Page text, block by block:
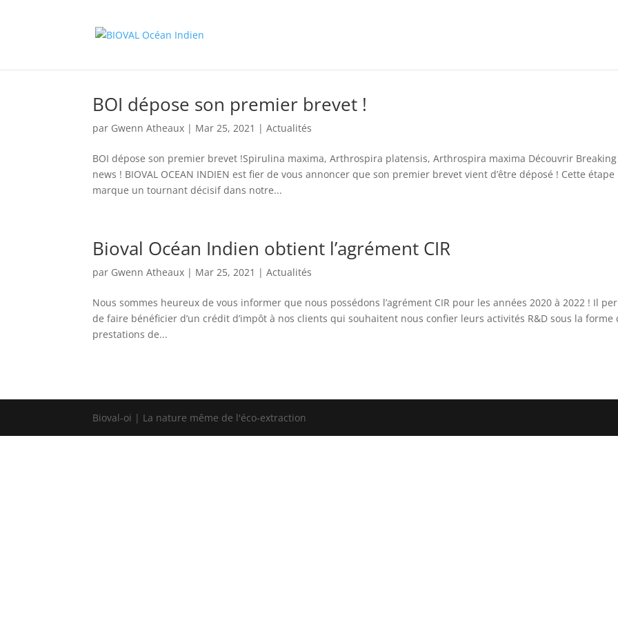
BOI dépose son premier brevet !
par Gwenn Atheaux | Mar 25, 2021 |Actualités
BOI dépose son premier brevet !Spirulina maxima, Arthrospira platensis, Arthrospira maxima Découvrir Breaking
news ! BIOVAL OCEAN INDIEN est fier de vous annoncer que son premier brevet vient d’être déposé ! Cette étape
marque un tournant décisif dans notre...
Bioval Océan Indien obtient l’agrément CIR
par Gwenn Atheaux | Mar 25, 2021 |Actualités
Nous sommes heureux de vous informer que nous possédons l’agrément CIR pour les années 2020 à 2022 ! Il
de faire bénéficier d’un crédit d’impôt à nos clients qui souhaitent nous confier leurs activités R&D sous la forme
prestations de...
Bioval-oi | La nature même de l'éco-extraction